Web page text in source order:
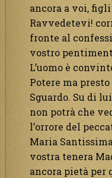
ancora a voi,
Ravvedetevi!
fronte al
vostro
L’uomo è
Potere ma
Sguardo. Su di
non potrà che
l’orrore del
Maria
vostra tenera
ancora pietà per